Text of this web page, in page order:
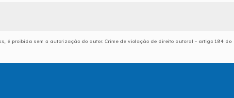
é proibida sem a autorização do autor. Crime de violação de direito autoral – artigo 184 do